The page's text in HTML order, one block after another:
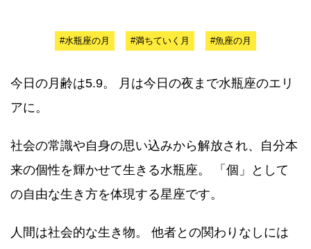
#水瓶座の月 #満ちていく月 #魚座の月
今日の月齢は5.9。 月は今日の夜まで水瓶座のエリ
アに。
社会の常識や自身の思い込みから解放され、自分本
来の個性を輝かせて生きる水瓶座。 「個」として
の自由な生き方を体現する星座です。
人間は社会的な生き物。 他者との関わりなしには